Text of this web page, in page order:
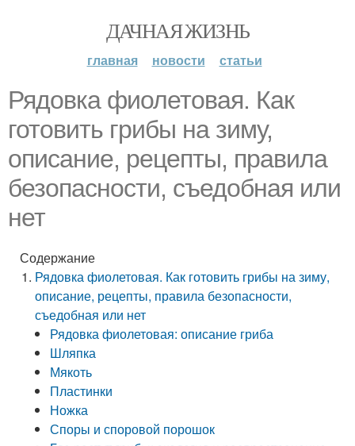
ДАЧНАЯ ЖИЗНЬ
главная новости статьи
Рядовка фиолетовая. Как
готовить грибы на зиму,
описание, рецепты, правила
безопасности, съедобная или
нет
Содержание
Рядовка фиолетовая. Как готовить грибы на зиму,
описание, рецепты, правила безопасности,
съедобная или нет
Рядовка фиолетовая: описание гриба
Шляпка
Мякоть
Пластинки
Ножка
Споры и споровой порошок